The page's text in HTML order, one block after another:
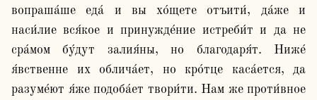
вопраша́ше еда́ и вы хо́щете отъити́, да́же и
наси́лие вся́кое и принужде́ние истреби́т и да не
сра́мом бу́дут залия́ны, но благодаря́т. Ниже́
я́вственне их облича́ет, но кро́тце каса́ется, да
разуме́ют я́же подоба́ет твори́ти. Нам же проти́вное